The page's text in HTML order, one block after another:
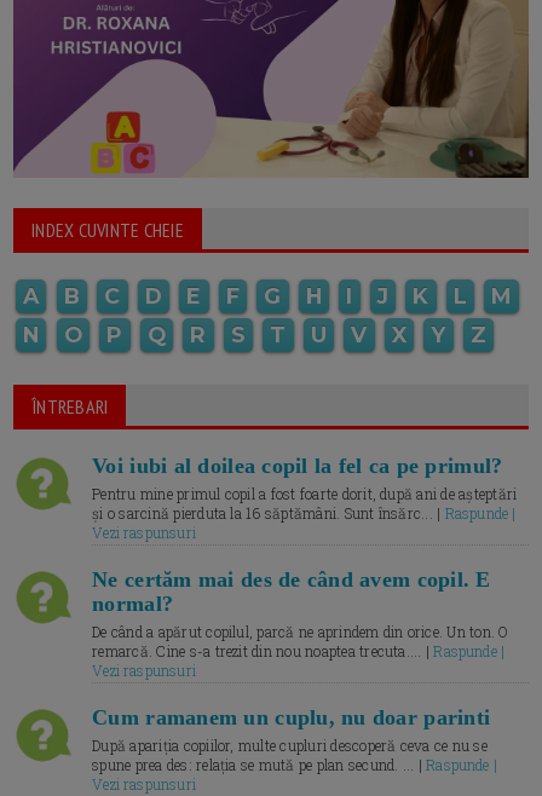
INDEX CUVINTE CHEIE
A B C D E F G H I J K L
M
N
O P Q R S T U V X Y Z
ÎNTREBARI
Voi iubi al doilea copil la fel ca pe primul?
Pentru mine primul copil a fost foarte dorit, după ani de așteptări
și o sarcină pierduta la 16 săptămâni. Sunt însărc... | Raspunde |
Vezi raspunsuri
Ne certăm mai des de când avem copil. E
normal?
De când a apărut copilul, parcă ne aprindem din orice. Un ton. O
remarcă. Cine s-a trezit din nou noaptea trecuta.... |Raspunde |
Vezi raspunsuri
Cum ramanem un cuplu, nu doar parinti
După apariția copiilor, multe cupluri descoperă ceva ce nu se
spune prea des: relația se mută pe plan secund. ... |Raspunde |
Vezi raspunsuri